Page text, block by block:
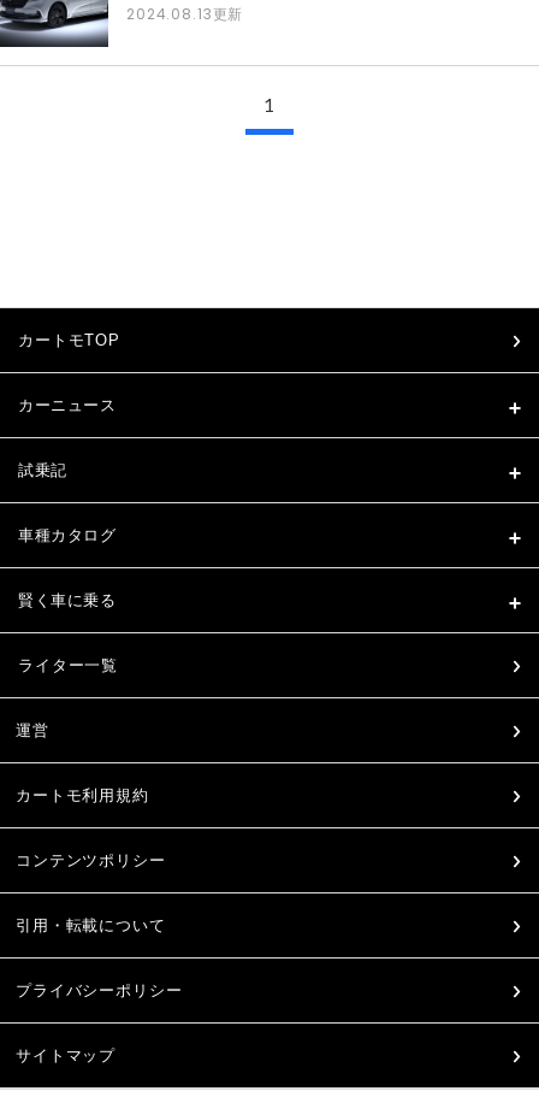
2024.08.13更新
1
カートモTOP
カーニュース
試乗記
車種カタログ
賢く車に乗る
ライター一覧
運営
カートモ利用規約
コンテンツポリシー
引用・転載について
プライバシーポリシー
サイトマップ